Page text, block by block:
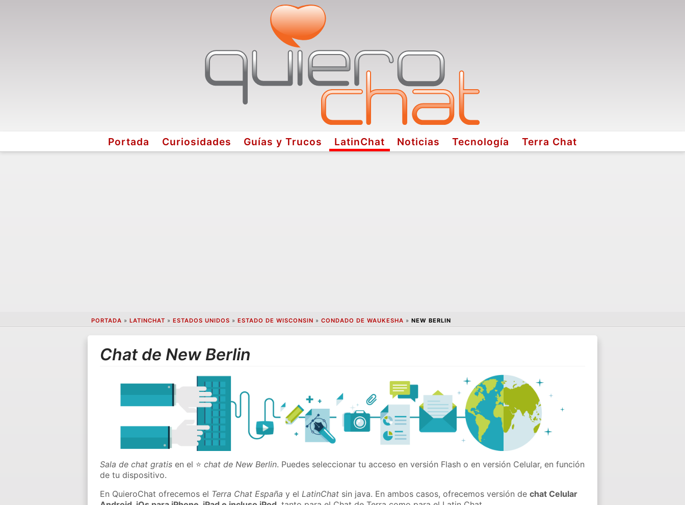
Portada Curiosidades Guías y Trucos LatinChat Noticias Tecnología Terra Chat
PORTADA » LATINCHAT » ESTADOS UNIDOS » ESTADO DE WISCONSIN » CONDADO DE WAUKESHA » NEW BERLIN
Chat de New Berlin
Sala de chat gratis en el ⭐chat de New Berlin. Puedes seleccionar tu acceso en versión Flash o en versión Celular, en función
de tu dispositivo.
En QuieroChat ofrecemos el Terra Chat España y elLatinChat sin java. En ambos casos, ofrecemos versión dechat Celular